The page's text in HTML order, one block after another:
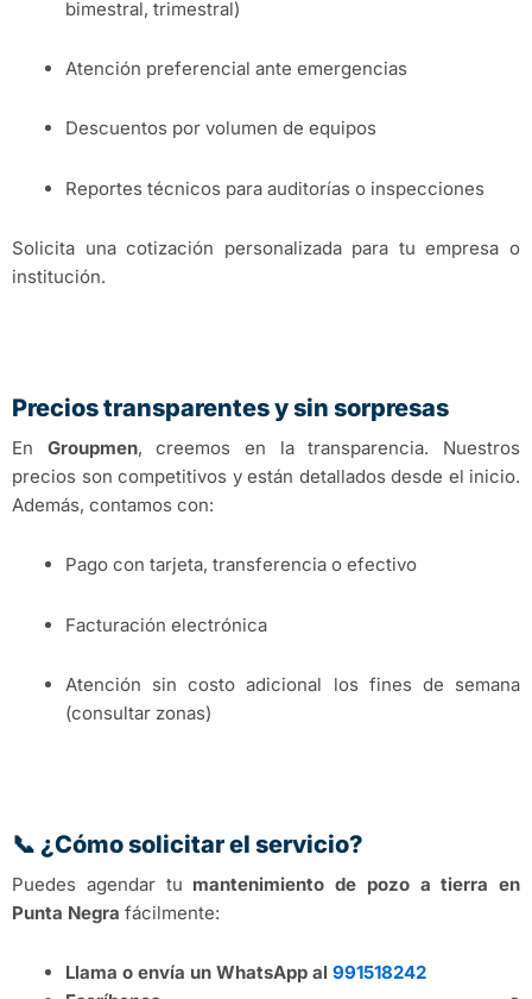
bimestral, trimestral)
Atención preferencial ante emergencias
Descuentos por volumen de equipos
Reportes técnicos para auditorías o inspecciones
Solicita una cotización personalizada para tu empresa o
institución.
Precios transparentes y sin sorpresas
En Groupmen, creemos en la transparencia. Nuestros
precios son competitivos y están detallados desde el inicio.
Además, contamos con:
Pago con tarjeta, transferencia o efectivo
Facturación electrónica
Atención sin costo adicional los fines de semana
(consultar zonas)
📞 ¿Cómo solicitar el servicio?
Puedes agendar tu mantenimiento de pozo a tierra en
Punta Negra fácilmente:
Llama o envía un WhatsApp al 991518242